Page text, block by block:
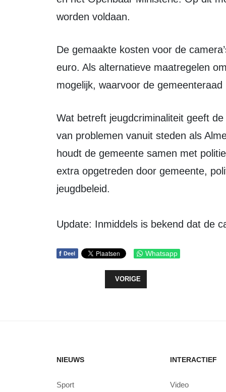
worden voldaan.
De gemaakte kosten voor de camera’s worden geschat op ongeveer 17.000
euro. Als alternatieve maatregelen
mogelijk, waarvoor de
Wat betreft jeugdcriminaliteit geeft de gemeente aan dat de kans op verplaatsing
van problemen vanuit steden als
houdt de gemeente samen met
extra opgetreden door gemeente,
jeugdbeleid.
Update: Inmiddels is bekend dat de
f Deel Whatsapp
VORIG ARTIKEL: WOONPALET:
VORIGE
NIEUWS
Sport
INTERACTIEF
Video